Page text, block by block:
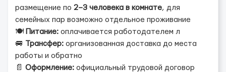
размещение по 2–3 человека в комнате, для
семейных пар возможно отдельное проживание
🍽️
Питание: оплачивается работодателем л
🚐
Трансфер: организованная доставка до места
работы и обратно
📄 Оформление: официальный трудовой договор